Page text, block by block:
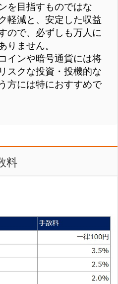
を目指すものではな
軽減と、安定した収益
ので、必ずしも万人に
りません。
インや暗号通貨には将
スクな投資・投機的な
方には特におすすめで
料